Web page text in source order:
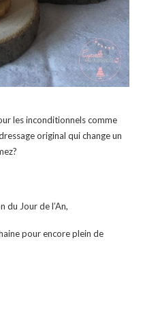
les inconditionnels comme
original qui change un
du Jour de l’An,
pour encore plein de